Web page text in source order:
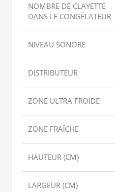
NOMBRE DE CLAYETTE
DANS LE CONGÉLATEUR
NIVEAU SONORE
DISTRIBUTEUR
ZONE ULTRA FROIDE
ZONE FRAÎCHE
HAUTEUR (CM)
LARGEUR (CM)